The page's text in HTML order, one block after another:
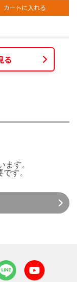
カートに入れる
る
ます。
す。